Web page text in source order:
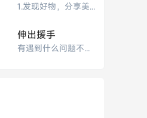
1.发现好物，分享美好！我们的致力于发现最好的东东，为大家分享最实用的网络经验和美
伸出援手
有遇到什么问题不能解决的，可以在此处发帖寻求帮助解决，能够解决的请伸出援手。